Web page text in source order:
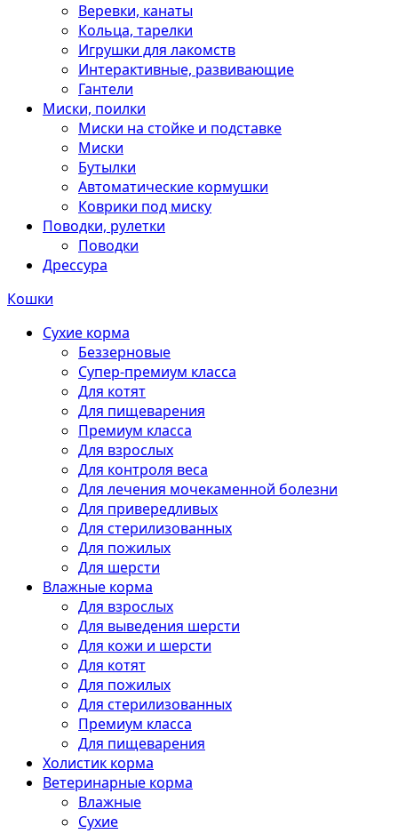
Веревки, канаты
Кольца, тарелки
Игрушки для лакомств
Интерактивные, развивающие
Гантели
Миски, поилки
Миски на стойке и подставке
Миски
Бутылки
Автоматические кормушки
Коврики под миску
Поводки, рулетки
Поводки
Дрессура
Кошки
Сухие корма
Беззерновые
Супер-премиум класса
Для котят
Для пищеварения
Премиум класса
Для взрослых
Для контроля веса
Для лечения мочекаменной болезни
Для привередливых
Для стерилизованных
Для пожилых
Для шерсти
Влажные корма
Для взрослых
Для выведения шерсти
Для кожи и шерсти
Для котят
Для пожилых
Для стерилизованных
Премиум класса
Для пищеварения
Холистик корма
Ветеринарные корма
Влажные
Сухие